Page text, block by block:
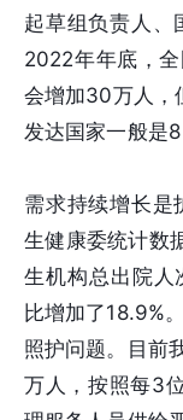
起草组负责人、
2022年年底，
会增加30万人，
发达国家一般是8
需求持续增长是
生健康委统计数
生机构总出院
比增加了18.9%
照护问题。目前
万人，按照每3